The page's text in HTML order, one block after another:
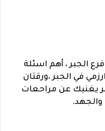
الجبر ، أهم اسئلة
في الجبر ،ورقتان
يغنيك عن مراحعات